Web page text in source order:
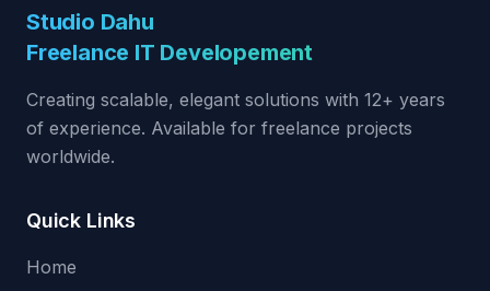
Studio Dahu
Freelance IT Developement
Creating scalable, elegant solutions with 12+ years
of experience. Available for freelance projects
worldwide.
Quick Links
Home